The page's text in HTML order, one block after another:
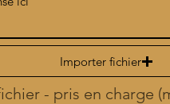
Importer fichier
- pris en charge